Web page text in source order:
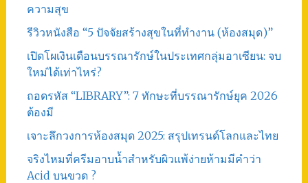
ความสุข
รีวิวหนังสือ “5 ปัจจัยสร้างสุขในที่ทำงาน (ห้องสมุด)”
เปิดโผเงินเดือนบรรณารักษ์ในประเทศกลุ่มอาเซียน: จบ
ใหม่ได้เท่าไหร่?
ถอดรหัส “LIBRARY”: 7 ทักษะที่บรรณารักษ์ยุค 2026
ต้องมี
เจาะลึกวงการห้องสมุด 2025: สรุปเทรนด์โลกและไทย
จริงไหมที่ครีมอาบน้ำสำหรับผิวแพ้ง่ายห้ามมีคำว่า
Acid บนขวด ?